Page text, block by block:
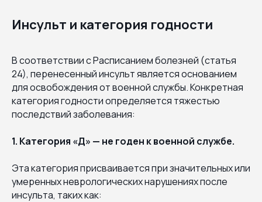
Инсульт и категория годности
В соответствии с Расписанием болезней (статья
24), перенесенный инсульт является основанием
для освобождения от военной службы. Конкретная
категория годности определяется тяжестью
последствий заболевания:
1. Категория «Д» — не годен к военной службе.
Эта категория присваивается при значительных или
умеренных неврологических нарушениях после
инсульта, таких как: